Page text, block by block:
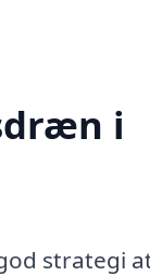
i
strategi